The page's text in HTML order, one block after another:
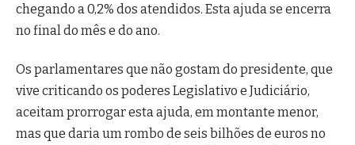
chegando a 0,2% dos atendidos. Esta ajuda se encerra
no final do mês e do ano.
Os parlamentares que não gostam do presidente, que
vive criticando os poderes Legislativo e Judiciário,
aceitam prorrogar esta ajuda, em montante menor,
mas que daria um rombo de seis bilhões de euros no